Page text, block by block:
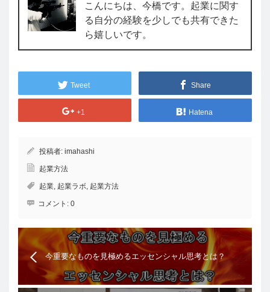
こんにちは、今橋です。起業に関す
る自分の経験を少しでも共有できた
ら嬉しいです。
Tweet Share
+1 Hatena
投稿者: imahashi
起業方法
起業, 起業ラボ, 起業方法
コメント: 0
今重要なものを見極めるエッセンシャル思考とは？